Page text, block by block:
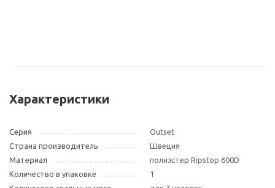
Характеристики
Серия
Outset
Страна производитель
Швеция
Материал
полиэстер Ripstop 600D
Количество в упаковке
1